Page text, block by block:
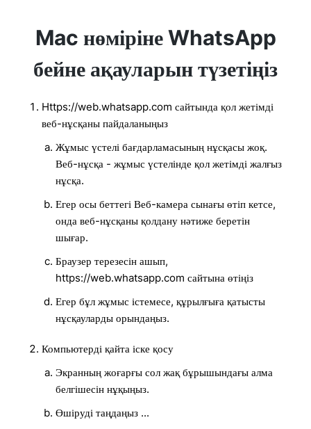
Mac нөміріне WhatsApp
бейне ақауларын түзетіңіз
Https://web.whatsapp.com сайтында қол жетімді
веб-нұсқаны пайдаланыңыз
Жұмыс үстелі бағдарламасының нұсқасы жоқ.
Веб-нұсқа - жұмыс үстелінде қол жетімді жалғыз
нұсқа.
Егер осы беттегі Веб-камера сынағы өтіп кетсе,
онда веб-нұсқаны қолдану нәтиже беретін
шығар.
Браузер терезесін ашып,
https://web.whatsapp.com сайтына өтіңіз
Егер бұл жұмыс істемесе, құрылғыға қатысты
нұсқауларды орындаңыз.
Компьютерді қайта іске қосу
Экранның жоғарғы сол жақ бұрышындағы алма
белгішесін нұқыңыз.
Өшіруді таңдаңыз ...